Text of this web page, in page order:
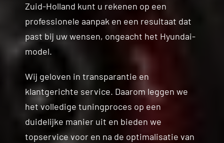
Zuid-Holland kunt u rekenen op een
professionele aanpak en een resultaat dat
past bij uw wensen, ongeacht het Hyundai-
model.
Wij geloven in transparantie en
klantgerichte service. Daarom leggen we
het volledige tuningproces op een
duidelijke manier uit en bieden we
topservice voor en na de optimalisatie van